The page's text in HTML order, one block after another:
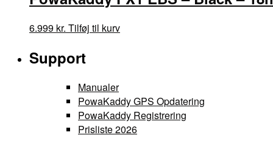
6.999 kr. Tilføj til kurv
Support
Manualer
PowaKaddy GPS Opdatering
PowaKaddy Registrering
Prisliste 2026